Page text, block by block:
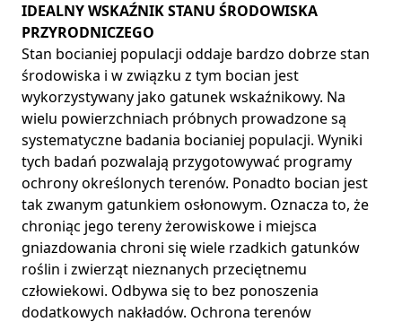
IDEALNY WSKAŹNIK STANU ŚRODOWISKA
PRZYRODNICZEGO
Stan bocianiej populacji oddaje bardzo dobrze stan
środowiska i w związku z tym bocian jest
wykorzystywany jako gatunek wskaźnikowy. Na
wielu powierzchniach próbnych prowadzone są
systematyczne badania bocianiej populacji. Wyniki
tych badań pozwalają przygotowywać programy
ochrony określonych terenów. Ponadto bocian jest
tak zwanym gatunkiem osłonowym. Oznacza to, że
chroniąc jego tereny żerowiskowe i miejsca
gniazdowania chroni się wiele rzadkich gatunków
roślin i zwierząt nieznanych przeciętnemu
człowiekowi. Odbywa się to bez ponoszenia
dodatkowych nakładów. Ochrona terenów